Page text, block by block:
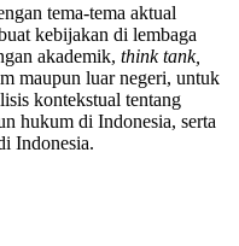
tema-tema aktual
kebijakan di lembaga
akademik, think tank,
maupun luar negeri, untuk
kontekstual tentang
hukum di Indonesia, serta
Indonesia.